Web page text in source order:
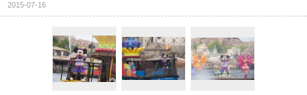
2015-07-16